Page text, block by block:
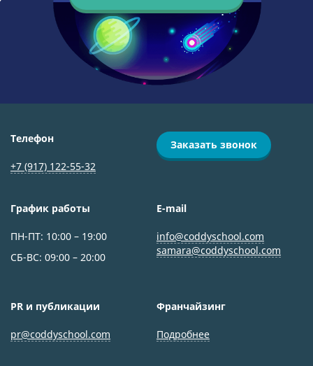
Телефон
+7 (917) 122-55-32
Заказать звонок
График работы
ПН-ПТ: 10:00 – 19:00
СБ-ВС: 09:00 – 20:00
E-mail
info@coddyschool.com
samara@coddyschool.com
PR и публикации
pr@coddyschool.com
Франчайзинг
Подробнее